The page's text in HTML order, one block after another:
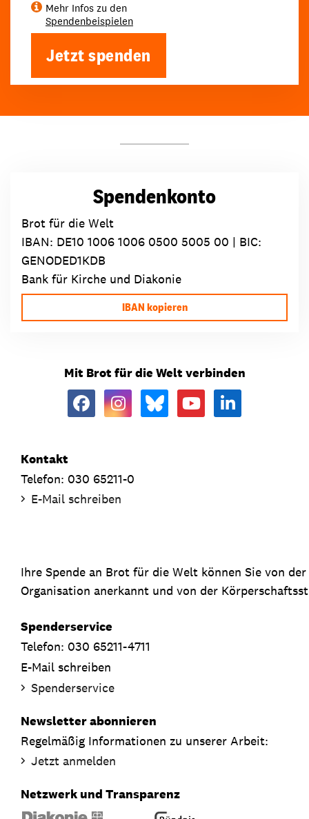
Mehr Infos zu den
Spendenbeispielen
Jetzt spenden
Spendenkonto
Brot für die Welt
IBAN: DE10 1006 1006 0500 5005 00 | BIC:
GENODED1KDB
Bank für Kirche und Diakonie
IBAN kopieren
Mit Brot für die Welt verbinden
Kontakt
Telefon: 030 65211-0
E-Mail schreiben
Ihre Spende an Brot für die Welt können Sie von
Organisation anerkannt und von der
Spenderservice
Telefon: 030 65211-4711
E-Mail schreiben
Spenderservice
Newsletter abonnieren
Regelmäßig Informationen zu unserer Arbeit:
Jetzt anmelden
Netzwerk und Transparenz